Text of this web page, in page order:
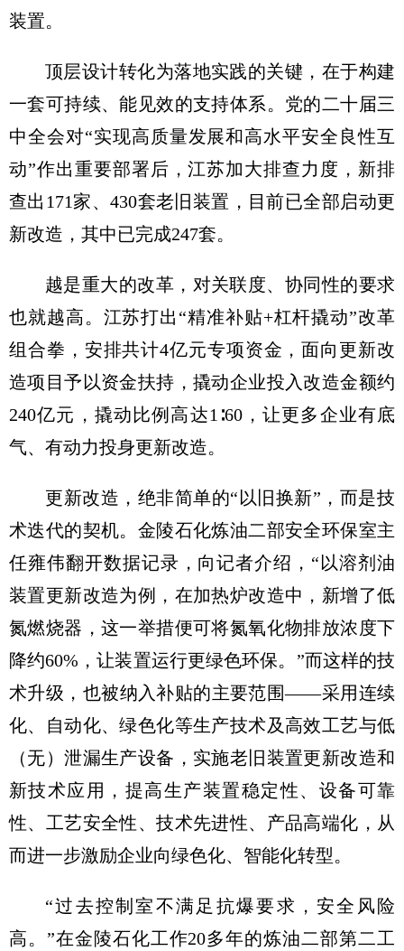
装置。
顶层设计转化为落地实践的关键，在于构建
一套可持续、能见效的支持体系。党的二十届三
中全会对“实现高质量发展和高水平安全良性互
动”作出重要部署后，江苏加大排查力度，新排
查出171家、430套老旧装置，目前已全部启动更
新改造，其中已完成247套。
越是重大的改革，对关联度、协同性的要求
也就越高。江苏打出“精准补贴+杠杆撬动”改革
组合拳，安排共计4亿元专项资金，面向更新改
造项目予以资金扶持，撬动企业投入改造金额约
240亿元，撬动比例高达1∶60，让更多企业有底
气、有动力投身更新改造。
更新改造，绝非简单的“以旧换新”，而是技
术迭代的契机。金陵石化炼油二部安全环保室主
任雍伟翻开数据记录，向记者介绍，“以溶剂油
装置更新改造为例，在加热炉改造中，新增了低
氮燃烧器，这一举措便可将氮氧化物排放浓度下
降约60%，让装置运行更绿色环保。”而这样的技
术升级，也被纳入补贴的主要范围——采用连续
化、自动化、绿色化等生产技术及高效工艺与低
（无）泄漏生产设备，实施老旧装置更新改造和
新技术应用，提高生产装置稳定性、设备可靠
性、工艺安全性、技术先进性、产品高端化，从
而进一步激励企业向绿色化、智能化转型。
“过去控制室不满足抗爆要求，安全风险
高。”在金陵石化工作20多年的炼油二部第二工